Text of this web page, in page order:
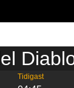
Tidigast